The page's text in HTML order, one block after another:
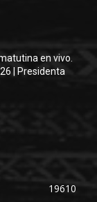
en vivo.
| Presidenta
19610